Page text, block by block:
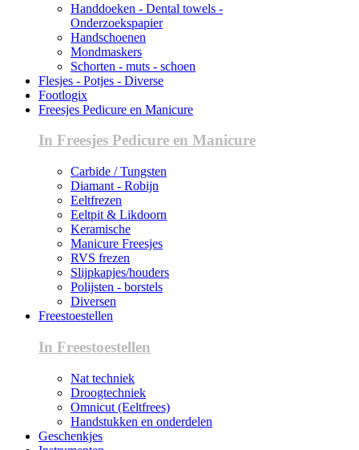
Handdoeken - Dental towels -
Onderzoekspapier
Handschoenen
Mondmaskers
Schorten - muts - schoen
Flesjes - Potjes - Diverse
Footlogix
Freesjes Pedicure en Manicure
In Freesjes Pedicure en Manicure
Carbide / Tungsten
Diamant - Robijn
Eeltfrezen
Eeltpit & Likdoorn
Keramische
Manicure Freesjes
RVS frezen
Slijpkapjes/houders
Polijsten - borstels
Diversen
Freestoestellen
In Freestoestellen
Nat techniek
Droogtechniek
Omnicut (Eeltfrees)
Handstukken en onderdelen
Geschenkjes